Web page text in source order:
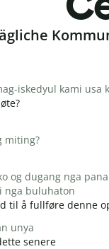
iskedyul kami usa
miting?
og dugang nga
nga buluhaton
til å fullføre denne
unya
senere